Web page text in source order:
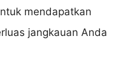
mendapatkan
jangkauan Anda